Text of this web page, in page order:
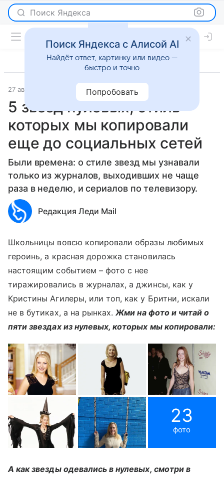
Поиск Яндекса
27 августа 2021
5 звезд нулевых, стиль
которых мы копировали
еще до социальных сетей
Были времена: о стиле звезд мы узнавали
только из журналов, выходивших не чаще
раза в неделю, и сериалов по телевизору.
Редакция Леди Mail
Школьницы вовсю копировали образы любимых
героинь, а красная дорожка становилась
настоящим событием – фото с нее
тиражировались в журналах, а джинсы, как у
Кристины Агилеры, или топ, как у Бритни, искали
не в бутиках, а на рынках.Жми на фото и читай о
пяти звездах из нулевых, которых мы копировали:
23
фото
А как звезды одевались в нулевых, смотри в
Поиск Яндекса с Алисой AI
Найдёт ответ, картинку или видео —
быстро и точно
Попробовать